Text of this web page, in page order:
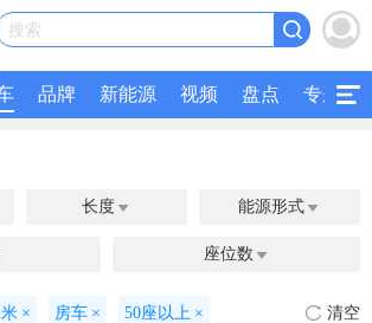
搜索
品牌 新能源 视频 盘点 专题
长度  能源形式 
座位数 
× 房车 × 50座以上 × 清空